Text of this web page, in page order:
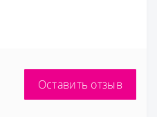
Оставить отзыв